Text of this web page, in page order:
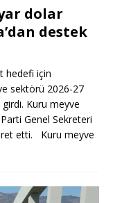
dolar
destek
hedefi için
sektörü 2026-27
Kuru meyve
Genel Sekreteri
etti. Kuru meyve